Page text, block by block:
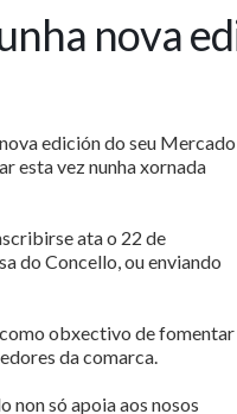
nova
edición do seu Mercado
esta vez nunha xornada
ata o 22 de
do Concello, ou enviando
obxectivo de fomentar
da comarca.
non só apoia aos nosos